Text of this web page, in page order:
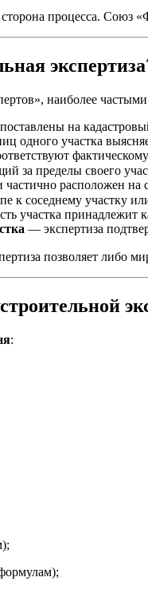
процесса.
наиболее
на
одного участка
за пределы своего
расположен на
к соседнему участку
участка принадлежит
— экспертиза
позволяет либо
: